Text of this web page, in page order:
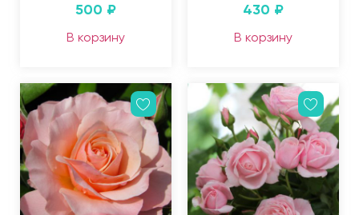
500 ₽
В корзину
430 ₽
В корзину